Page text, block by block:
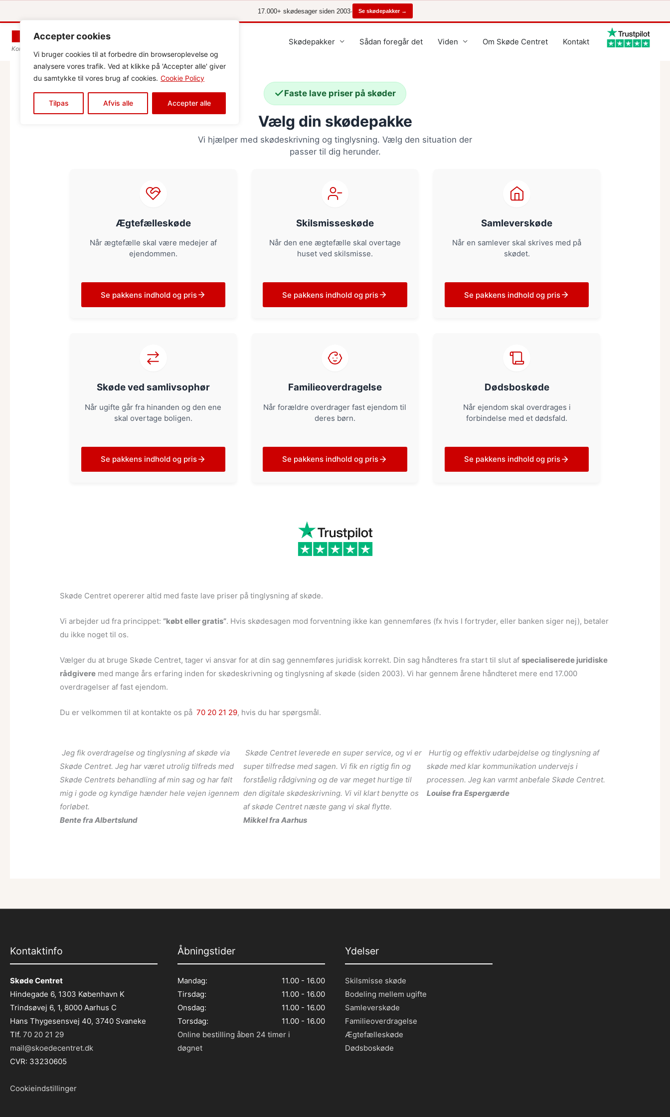
Accepter cookies
Vi bruger cookies til at forbedre din browseroplevelse og
analysere vores trafik. Ved at klikke på 'Accepter alle' giver
du samtykke til vores brug af cookies. Cookie Policy
Tilpas Afvis alle Accepter alle
17.000+ skødesager siden 2003· Se skødepakker →
Korrekt ejerskifte når livet ændrer retning
Skødepakker Sådan foregår det Viden Om Skøde Centret Kontakt
Faste lave priser på skøder
Vælg din skødepakke
Vi hjælper med skødeskrivning og tinglysning. Vælg den situation der
passer til dig herunder.
Ægtefælleskøde
Når ægtefælle skal være medejer af
ejendommen.
Se pakkens indhold og pris
Skilsmisseskøde
Når den ene ægtefælle skal overtage
huset ved skilsmisse.
Se pakkens indhold og pris
Samleverskøde
Når en samlever skal skrives med på
skødet.
Se pakkens indhold og pris
Skøde ved samlivsophør
Når ugifte går fra hinanden og den ene
skal overtage boligen.
Se pakkens indhold og pris
Familieoverdragelse
Når forældre overdrager fast ejendom til
deres børn.
Se pakkens indhold og pris
Dødsboskøde
Når ejendom skal overdrages i
forbindelse med et dødsfald.
Se pakkens indhold og pris
Skøde Centret opererer altid med faste lave priser på tinglysning af skøde.
Vi arbejder ud fra princippet: “købt eller gratis”. Hvis skødesagen mod forventning ikke kan gennemføres (fx hvis I fortryder, eller banken siger nej), betaler
du ikke noget til os.
Vælger du at bruge Skøde Centret, tager vi ansvar for at din sag gennemføres juridisk korrekt. Din sag håndteres fra start til slut afspecialiserede juridiske
rådgivere med mange års erfaring inden for skødeskrivning og tinglysning af skøde (siden 2003). Vi har gennem årene håndteret mere end 17.000
overdragelser af fast ejendom.
Du er velkommen til at kontakte os på 70 20 21 29, hvis du har spørgsmål.
Jeg fik overdragelse og tinglysning af skøde via
Skøde Centret. Jeg har været utrolig tilfreds med
Skøde Centrets behandling af min sag og har følt
mig i gode og kyndige hænder hele vejen igennem
forløbet.
Bente fra Albertslund
Skøde Centret leverede en super service, og vi er
super tilfredse med sagen. Vi fik en rigtig fin og
forståelig rådgivning og de var meget hurtige til
den digitale skødeskrivning. Vi vil klart benytte os
af skøde Centret næste gang vi skal flytte.
Mikkel fra Aarhus
Hurtig og effektiv udarbejdelse og tinglysning af
skøde med klar kommunikation undervejs i
processen. Jeg kan varmt anbefale Skøde Centret.
Louise fra Espergærde
Kontaktinfo
Skøde Centret
Hindegade 6, 1303 København K
Trindsøvej 6, 1, 8000 Aarhus C
Hans Thygesensvej 40, 3740 Svaneke
Tlf. 70 20 21 29
mail@skoedecentret.dk
CVR: 33230605
Cookieindstillinger
Åbningstider
Mandag:
11.00 - 16.00
Tirsdag:
11.00 - 16.00
Onsdag:
11.00 - 16.00
Torsdag:
11.00 - 16.00
Online bestilling åben 24 timer i
døgnet
Ydelser
Skilsmisse skøde
Bodeling mellem ugifte
Samleverskøde
Familieoverdragelse
Ægtefælleskøde
Dødsboskøde